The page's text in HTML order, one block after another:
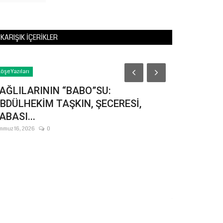
KARIŞIK İÇERIKLER
Yazıları
“BABO”SU:
TAŞKIN, ŞECERESİ,
16, 2026 0